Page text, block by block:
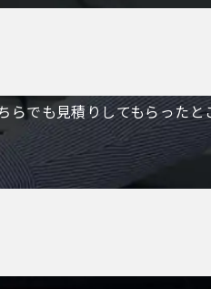
でも見積りしてもらった